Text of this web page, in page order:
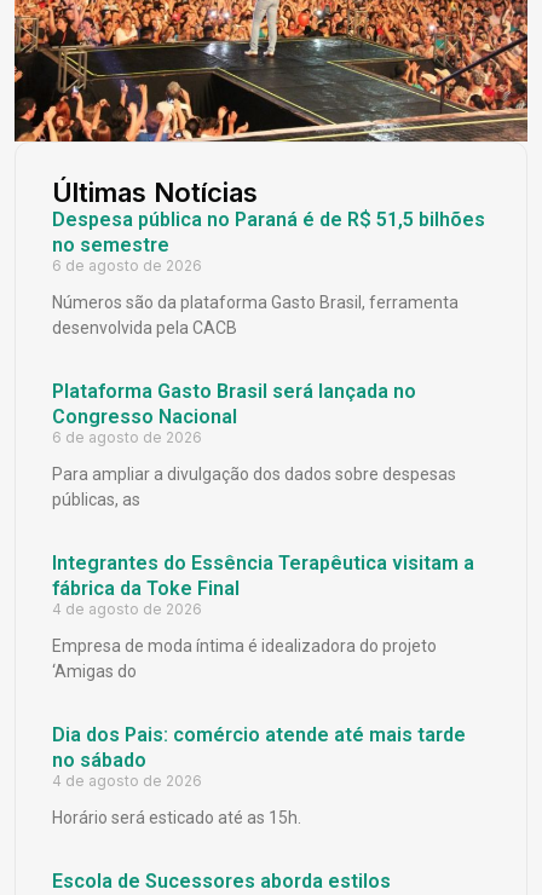
Últimas Notícias
Despesa pública no Paraná é de R$ 51,5 bilhões
no semestre
6 de agosto de 2026
Números são da plataforma Gasto Brasil, ferramenta
desenvolvida pela CACB
Plataforma Gasto Brasil será lançada no
Congresso Nacional
6 de agosto de 2026
Para ampliar a divulgação dos dados sobre despesas
públicas, as
Integrantes do Essência Terapêutica visitam a
fábrica da Toke Final
4 de agosto de 2026
Empresa de moda íntima é idealizadora do projeto
‘Amigas do
Dia dos Pais: comércio atende até mais tarde
no sábado
4 de agosto de 2026
Horário será esticado até as 15h.
Escola de Sucessores aborda estilos